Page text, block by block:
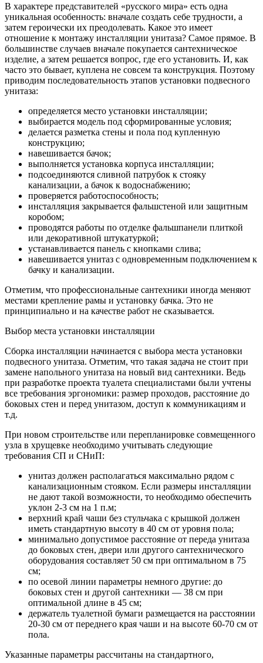
В характере представителей «русского мира» есть одна
уникальная особенность: вначале создать себе трудности, а
затем героически их преодолевать. Какое это имеет
отношение к монтажу инсталляции унитаза? Самое прямое. В
большинстве случаев вначале покупается сантехническое
изделие, а затем решается вопрос, где его установить. И, как
часто это бывает, куплена не совсем та конструкция. Поэтому
приводим последовательность этапов установки подвесного
унитаза:
определяется место установки инсталляции;
выбирается модель под сформированные условия;
делается разметка стены и пола под купленную
конструкцию;
навешивается бачок;
выполняется установка корпуса инсталляции;
подсоединяются сливной патрубок к стояку
канализации, а бачок к водоснабжению;
проверяется работоспособность;
инсталляция закрывается фальшстеной или защитным
коробом;
проводятся работы по отделке фальшпанели плиткой
или декоративной штукатуркой;
устанавливается панель с кнопками слива;
навешивается унитаз с одновременным подключением к
бачку и канализации.
Отметим, что профессиональные сантехники иногда меняют
местами крепление рамы и установку бачка. Это не
принципиально и на качестве работ не сказывается.
Выбор места установки инсталляции
Сборка инсталляции начинается с выбора места установки
подвесного унитаза. Отметим, что такая задача не стоит при
замене напольного унитаза на новый вид сантехники. Ведь
при разработке проекта туалета специалистами были учтены
все требования эргономики: размер проходов, расстояние до
боковых стен и перед унитазом, доступ к коммуникациям и
т.д.
При новом строительстве или перепланировке совмещенного
узла в хрущевке необходимо учитывать следующие
требования СП и СНиП:
унитаз должен располагаться максимально рядом с
канализационным стояком. Если размеры инсталляции
не дают такой возможности, то необходимо обеспечить
уклон 2-3 см на 1 п.м;
верхний край чаши без стульчака с крышкой должен
иметь стандартную высоту в 40 см от уровня пола;
минимально допустимое расстояние от переда унитаза
до боковых стен, двери или другого сантехнического
оборудования составляет 50 см при оптимальном в 75
см;
по осевой линии параметры немного другие: до
боковых стен и другой сантехники — 38 см при
оптимальной длине в 45 см;
держатель туалетной бумаги размещается на расстоянии
20-30 см от переднего края чаши и на высоте 60-70 см от
пола.
Указанные параметры рассчитаны на стандартного,